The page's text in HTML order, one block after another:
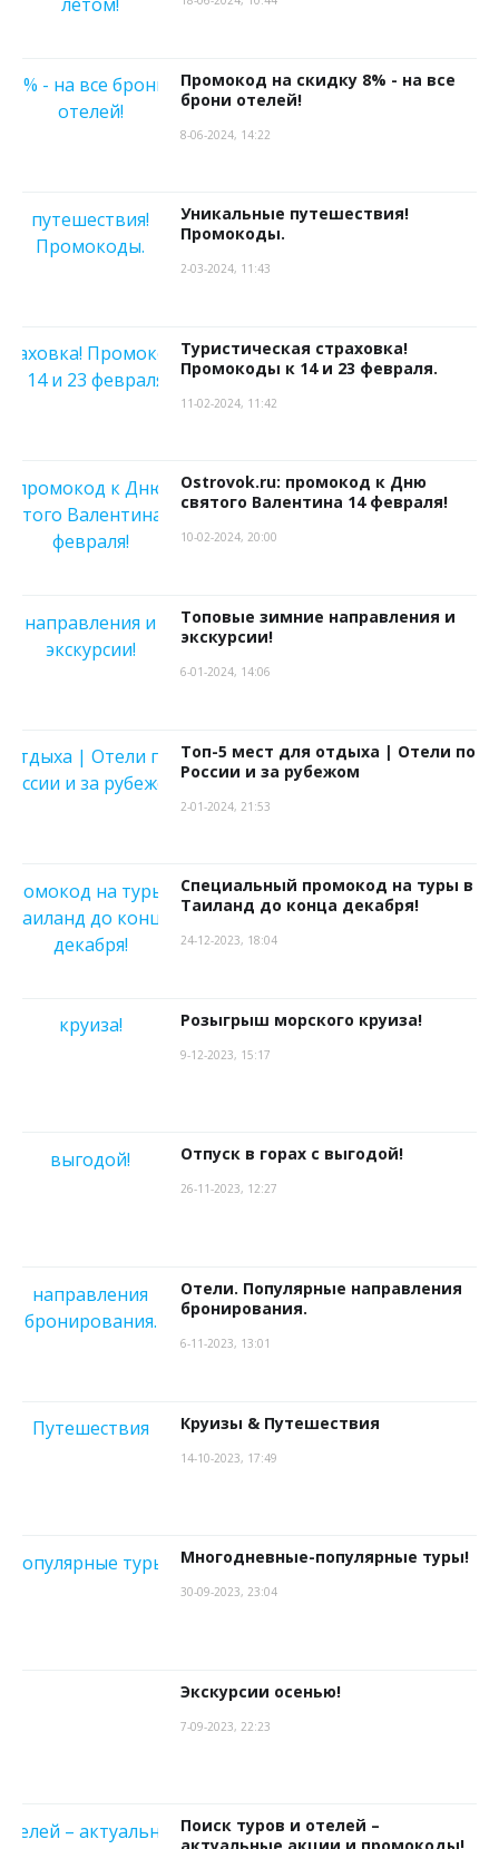
Промокод на скидку 8% - на все
брони отелей!
8-06-2024, 14:22
Уникальные путешествия!
Промокоды.
2-03-2024, 11:43
Туристическая страховка!
Промокоды к 14 и 23 февраля.
11-02-2024, 11:42
Ostrovok.ru: промокод к Дню
святого Валентина 14 февраля!
10-02-2024, 20:00
Топовые зимние направления и
экскурсии!
6-01-2024, 14:06
Топ-5 мест для отдыха | Отели по
России и за рубежом
2-01-2024, 21:53
Специальный промокод на туры в
Таиланд до конца декабря!
24-12-2023, 18:04
Розыгрыш морского круиза!
9-12-2023, 15:17
Отпуск в горах с выгодой!
26-11-2023, 12:27
Отели. Популярные направления
бронирования.
6-11-2023, 13:01
Круизы & Путешествия
14-10-2023, 17:49
Многодневные-популярные туры!
30-09-2023, 23:04
Экскурсии осенью!
7-09-2023, 22:23
Поиск туров и отелей –